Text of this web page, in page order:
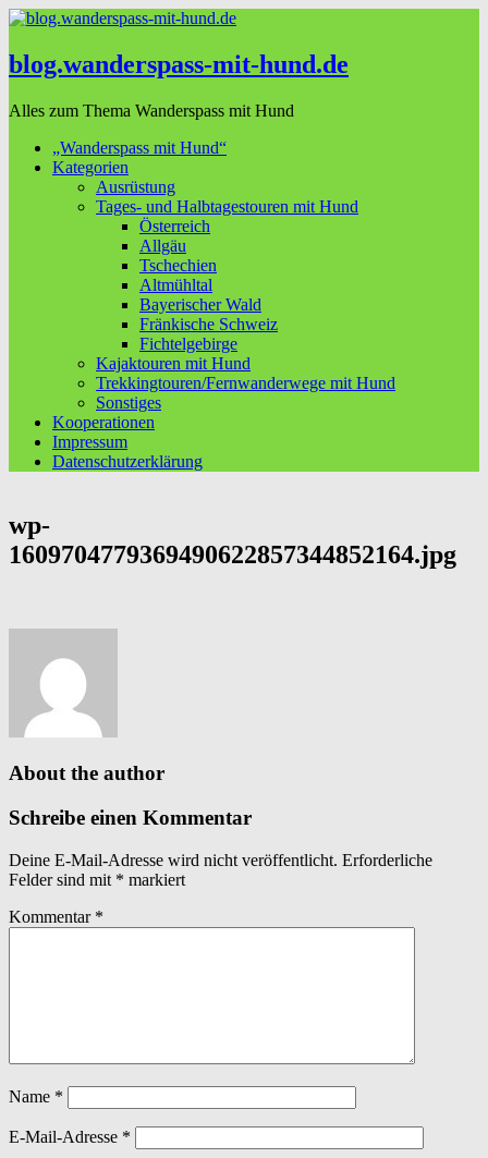
blog.wanderspass-mit-hund.de
Alles zum Thema Wanderspass mit Hund
„Wanderspass mit Hund“
Kategorien
Ausrüstung
Tages- und Halbtagestouren mit Hund
Österreich
Allgäu
Tschechien
Altmühltal
Bayerischer Wald
Fränkische Schweiz
Fichtelgebirge
Kajaktouren mit Hund
Trekkingtouren/Fernwanderwege mit Hund
Sonstiges
Kooperationen
Impressum
Datenschutzerklärung
wp-
1609704779369490622857344852164.jpg
About the author
Schreibe einen Kommentar
Deine E-Mail-Adresse wird nicht veröffentlicht. Erforderliche
Felder sind mit * markiert
Kommentar *
Name *
E-Mail-Adresse *